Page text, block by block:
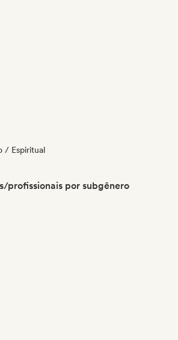
/ Espiritual
profissionais por subgênero